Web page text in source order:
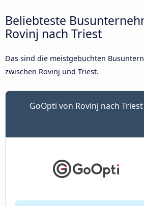
Beliebteste
Rovinj nach Triest
Das sind die meistgebuchten
zwischen Rovinj und Triest.
GoOpti von Rovinj nach Triest